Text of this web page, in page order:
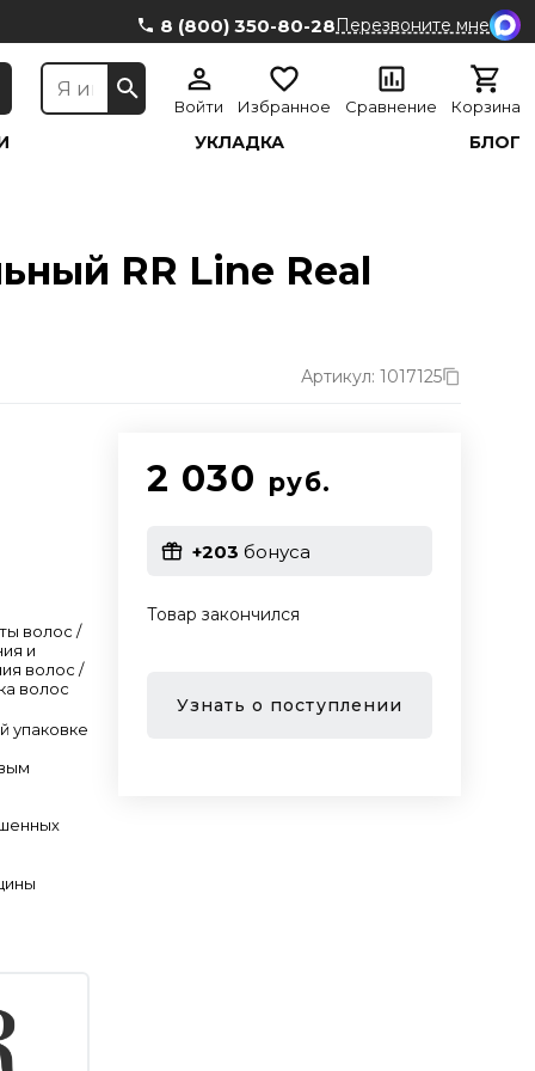
8 (800) 350-80-28Перезвоните мне
Войти Избранное Сравнение Корзина
УКЛАДКА БЛОГ
RR Line Real
Артикул: 1017125
волос /
и
волос /
волос
упаковке
2 030 руб.
+203 бонуса
Товар закончился
Узнать о поступлении